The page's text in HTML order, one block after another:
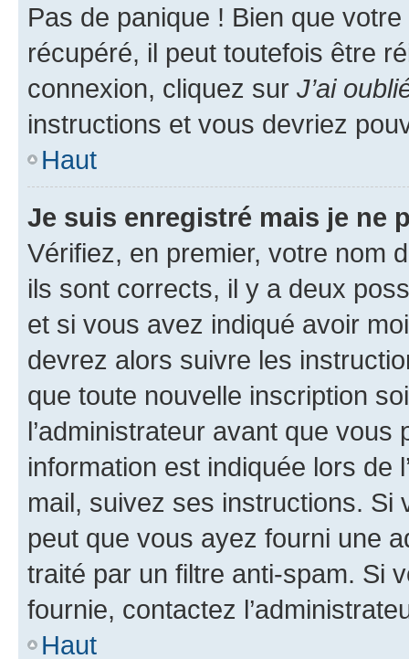
Pas de panique ! Bien que
récupéré, il peut toutefois être
connexion, cliquez sur J’ai
instructions et vous devriez
Haut
Je suis enregistré mais je ne
Vérifiez, en premier, votre nom
ils sont corrects, il y a deux
et si vous avez indiqué avoir
devrez alors suivre les
que toute nouvelle inscription
l’administrateur avant que
information est indiquée lors de
mail, suivez ses instructions. Si
peut que vous ayez fourni une
traité par un filtre anti-spam. Si
fournie, contactez
Haut